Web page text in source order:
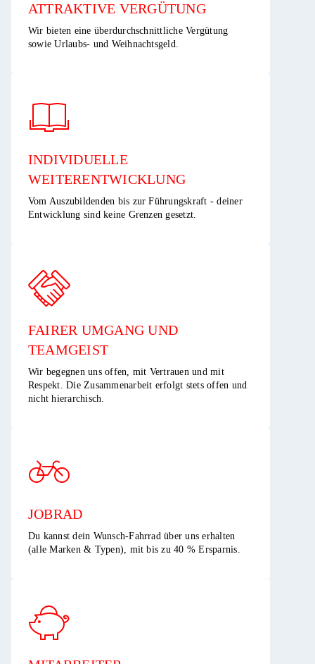
ATTRAKTIVE VERGÜTUNG ​
Wir bieten eine überdurchschnittliche Vergütung
sowie Urlaubs- und Weihnachtsgeld.​
INDIVIDUELLE
WEITERENTWICKLUNG ​
Vom Auszubildenden bis zur Führungskraft - deiner
Entwicklung sind keine Grenzen gesetzt.​
FAIRER UMGANG UND
TEAMGEIST​
Wir begegnen uns offen, mit Vertrauen und mit
Respekt. Die Zusammenarbeit erfolgt stets offen und
nicht hierarchisch.​
JOBRAD
Du kannst dein Wunsch-Fahrrad über uns erhalten
(alle Marken & Typen), mit bis zu 40 % Ersparnis.​